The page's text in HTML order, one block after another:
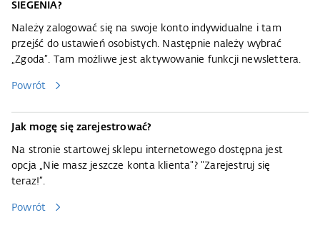
SIEGENIA?
Należy zalogować się na swoje konto indywidualne i tam
przejść do ustawień osobistych. Następnie należy wybrać
„Zgoda”. Tam możliwe jest aktywowanie funkcji newslettera.
Powrót
Jak mogę się zarejestrować?
Na stronie startowej sklepu internetowego dostępna jest
opcja „Nie masz jeszcze konta klienta"? "Zarejestruj się
teraz!”.
Powrót